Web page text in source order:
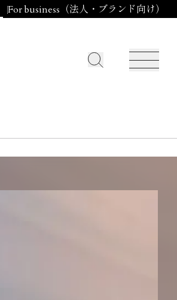
For business（法人・ブランド向け）